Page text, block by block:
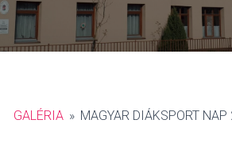
GALÉRIA » MAGYAR DIÁKSPORT